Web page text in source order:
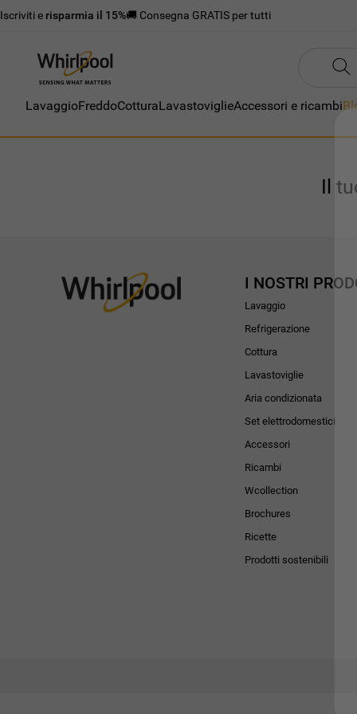
Iscriviti e risparmia il 15%🚚 Consegna GRATIS per tutti
LavaggioFreddoCotturaLavastoviglieAccessori e ricambi
Il
I NOSTRI
Lavaggio
Refrigerazione
Cottura
Lavastoviglie
Aria condizionata
Set elettrodomestici
Accessori
Ricambi
Wcollection
Brochures
Ricette
Prodotti sostenibili